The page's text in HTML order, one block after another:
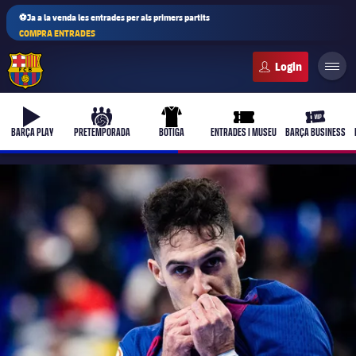
⚽Ja a la venda les entrades per als primers partits
COMPRA ENTRADES
b-play
BARÇA PLAY
culers-ball
PRETEMPORADA
uniform
BOTIGA
ticket-full
ENTRADES I MUSEU
ticket-
BARÇA BUSINESS